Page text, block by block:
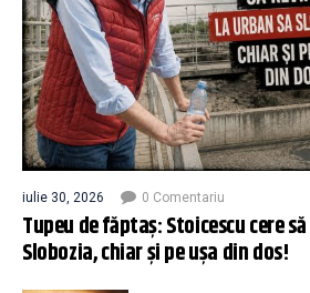
iulie 30, 2026 0 Comentariu
Tupeu de făptaș: Stoicescu cere
Slobozia, chiar și pe ușa din dos!